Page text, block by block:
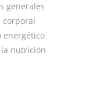
generales
corporal
energético
la nutrición